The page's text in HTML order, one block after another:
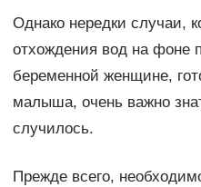
Однако нередки случаи,
отхождения вод на фоне
беременной женщине,
малыша, очень важно
случилось.
Прежде всего,